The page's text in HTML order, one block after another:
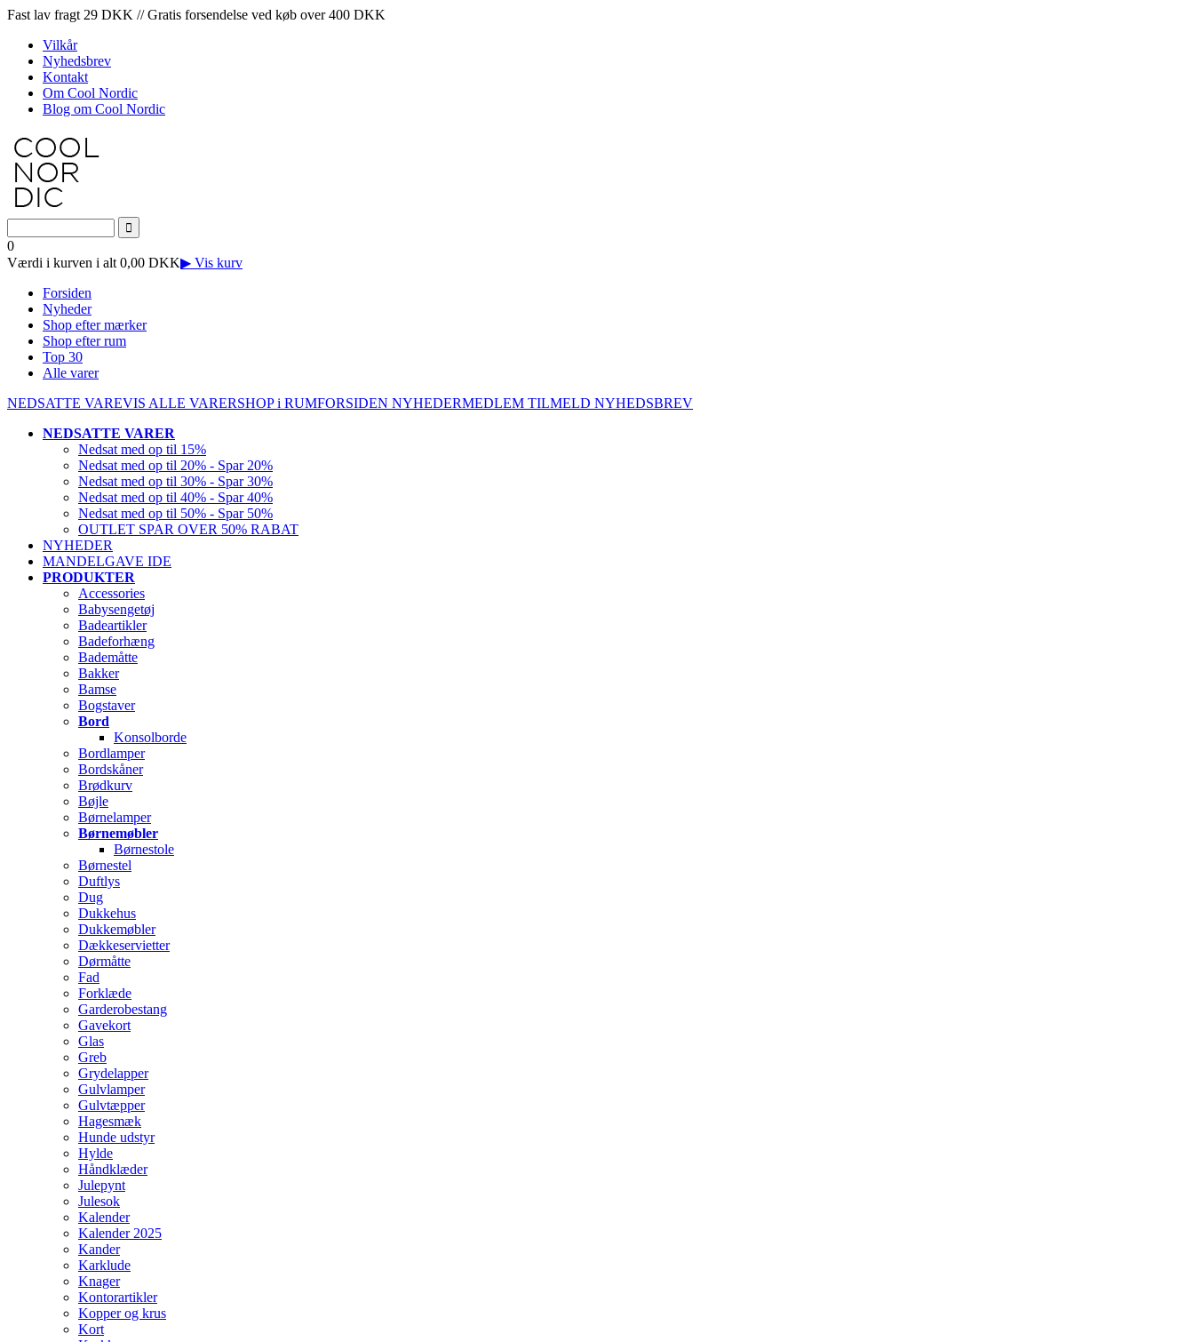
Fast lav fragt 29 DKK // Gratis forsendelse ved køb over 400 DKK
Vilkår
Nyhedsbrev
Kontakt
Om Cool Nordic
Blog om Cool Nordic
0
Værdi i kurven i alt 0,00 DKK▶ Vis kurv
Forsiden
Nyheder
Shop efter mærker
Shop efter rum
Top 30
Alle varer
NEDSATTE VAREVIS ALLE VARERSHOP i RUMFORSIDEN NYHEDERMEDLEM TILMELD NYHEDSBREV
NEDSATTE VARER
Nedsat med op til 15%
Nedsat med op til 20% - Spar 20%
Nedsat med op til 30% - Spar 30%
Nedsat med op til 40% - Spar 40%
Nedsat med op til 50% - Spar 50%
OUTLET SPAR OVER 50% RABAT
NYHEDER
MANDELGAVE IDE
PRODUKTER
Accessories
Babysengetøj
Badeartikler
Badeforhæng
Bademåtte
Bakker
Bamse
Bogstaver
Bord
Konsolborde
Bordlamper
Bordskåner
Brødkurv
Bøjle
Børnelamper
Børnemøbler
Børnestole
Børnestel
Duftlys
Dug
Dukkehus
Dukkemøbler
Dækkeservietter
Dørmåtte
Fad
Forklæde
Garderobestang
Gavekort
Glas
Greb
Grydelapper
Gulvlamper
Gulvtæpper
Hagesmæk
Hunde udstyr
Hylde
Håndklæder
Julepynt
Julesok
Kalender
Kalender 2025
Kander
Karklude
Knager
Kontorartikler
Kopper og krus
Kort